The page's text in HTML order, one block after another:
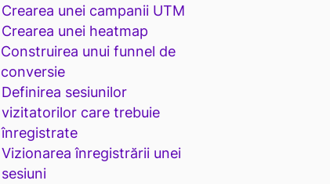
Crearea unei campanii UTM
Crearea unei heatmap
Construirea unui funnel de
conversie
Definirea sesiunilor
vizitatorilor care trebuie
înregistrate
Vizionarea înregistrării unei
sesiuni